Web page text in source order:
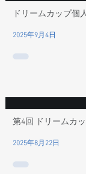
ドリームカップ個
2025年9月4日
第4回 ドリームカ
2025年8月22日